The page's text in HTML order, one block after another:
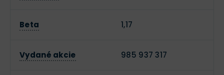
Beta 1,17
Vydané akcie 985 937 317